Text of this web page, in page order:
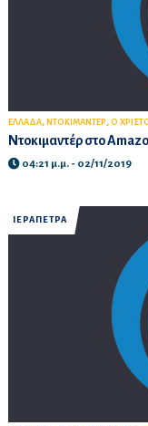
ΕΛΛΑΔΑ, ΝΤΟΚΙΜΑΝΤΕΡ, Ο
Ντοκιμαντέρ στο
04:21 μ.μ. - 02/11/2019
ΙΕΡΑΠΕΤΡΑ